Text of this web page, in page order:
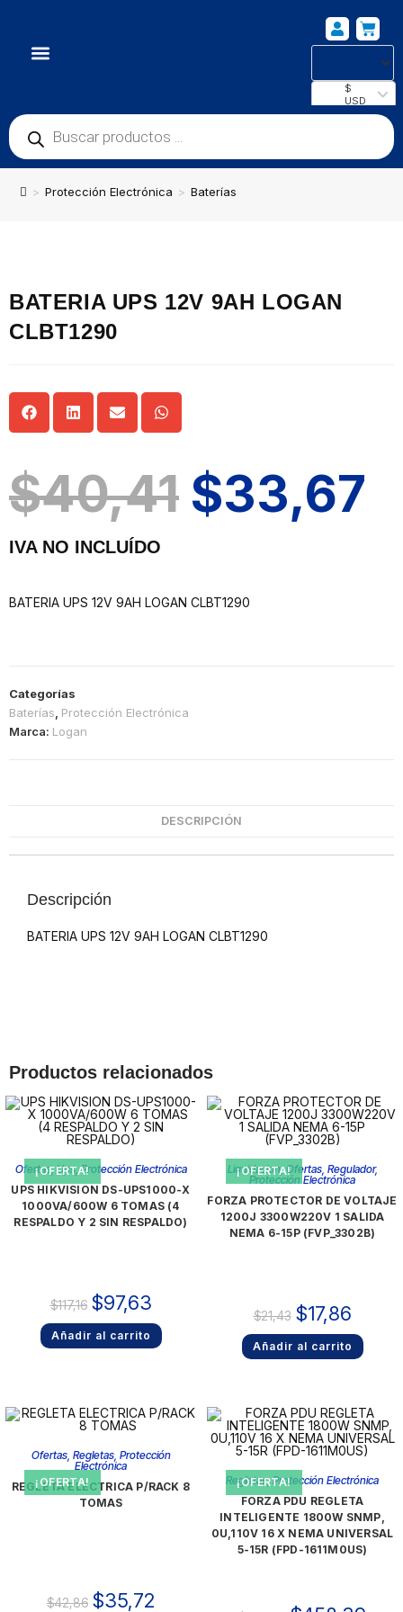
$
USD
> Protección Electrónica > Baterías
BATERIA UPS 12V 9AH LOGAN
CLBT1290
$40,41 $33,67
IVA NO INCLUÍDO
BATERIA UPS 12V 9AH LOGAN CLBT1290
Categorías
Baterías Protección Electrónica
Marca: Logan
DESCRIPCIÓN
Descripción
BATERIA UPS 12V 9AH LOGAN CLBT1290
Productos relacionados
¡OFERTA!
Ofertas,Ups,Protección Electrónica
UPS HIKVISION DS-UPS1000-X
1000VA/600W 6 TOMAS (4
RESPALDO Y 2 SIN RESPALDO)
$117,16 $97,63
Añadir al carrito
¡OFERTA!
Liquidacion,Ofertas, Regulador,
Protección Electrónica
FORZA PROTECTOR DE VOLTAJE
1200J 3300W220V 1 SALIDA
NEMA 6-15P (FVP_3302B)
$21,43 $17,86
Añadir al carrito
¡OFERTA!
Ofertas, Regletas, Protección
Electrónica
REGLETA ELECTRICA P/RACK 8
TOMAS
$42,86 $35,72
¡OFERTA!
Regletas,Protección Electrónica
FORZA PDU REGLETA
INTELIGENTE 1800W SNMP,
0U,110V 16 X NEMA UNIVERSAL
5-15R (FPD-1611M0US)